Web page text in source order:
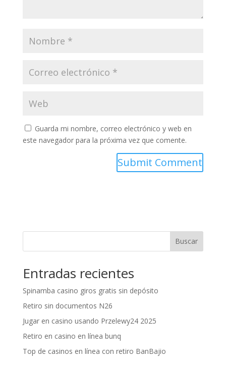
Guarda mi nombre, correo electrónico y web en
este navegador para la próxima vez que comente.
Buscar
Entradas recientes
Spinamba casino giros gratis sin depósito
Retiro sin documentos N26
Jugar en casino usando Przelewy24 2025
Retiro en casino en línea bunq
Top de casinos en línea con retiro BanBajio